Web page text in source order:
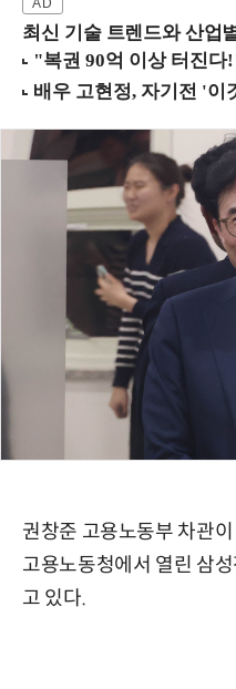
최신 기술 트렌드와 산업별 적용 사례,
권창준 고용노동부 차관
고용노동청에서 열린 삼
고 있다.